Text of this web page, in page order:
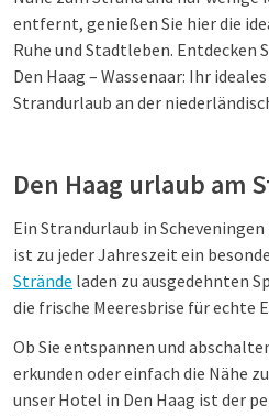
entfernt, genießen Sie hier die
Ruhe und Stadtleben. Entdecken
Den Haag – Wassenaar: Ihr
Strandurlaub an der
Den Haag urlaub am
Ein Strandurlaub in Scheveningen
ist zu jeder Jahreszeit ein
Strände laden zu ausgedehnten
die frische Meeresbrise für echte
Ob Sie entspannen und
erkunden oder einfach die Nähe
unser Hotel in Den Haag ist der